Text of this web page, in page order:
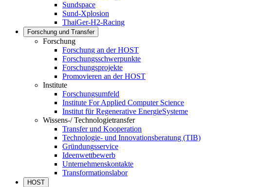
Sundspace
Sund-Xplosion
ThaiGer-H2-Racing
Forschung und Transfer
Forschung
Forschung an der HOST
Forschungsschwerpunkte
Forschungsprojekte
Promovieren an der HOST
Institute
Forschungsumfeld
Institute For Applied Computer Science
Institut für Regenerative EnergieSysteme
Wissens-/ Technologietransfer
Transfer und Kooperation
Technologie- und Innovationsberatung (TIB)
Gründungsservice
Ideenwettbewerb
Unternehmenskontakte
Transformationslabor
HOST